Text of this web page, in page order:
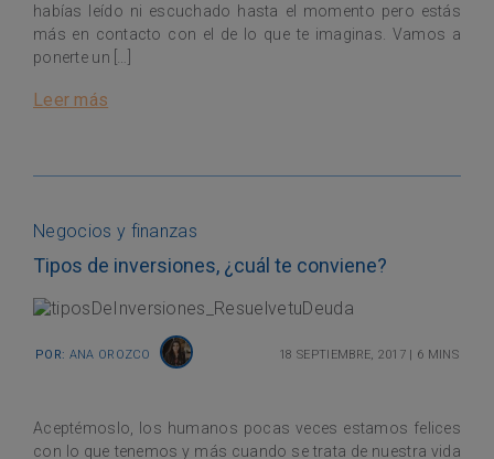
habías leído ni escuchado hasta el momento pero estás
más en contacto con el de lo que te imaginas. Vamos a
ponerte un […]
Leer más
Negocios y finanzas
Tipos de inversiones, ¿cuál te conviene?
Por: Ana Orozco 18 septiembre, 2017 | 6 mins
Aceptémoslo, los humanos pocas veces estamos felices
con lo que tenemos y más cuando se trata de nuestra vida